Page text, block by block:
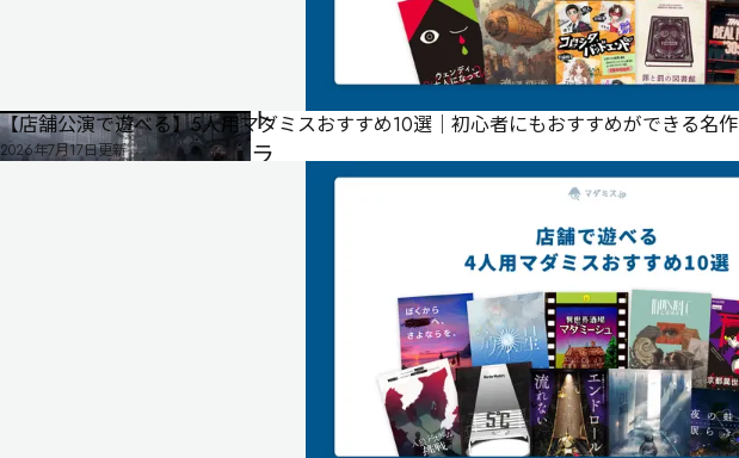
ト
ラ
【店舗公演で遊べる】5人用マダミスおすすめ10選｜初心者にもおすすめができる名作
2026年7月17日更新